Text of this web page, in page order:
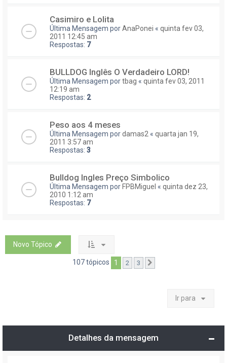
Casimiro e Lolita
Última Mensagem porAnaPonei « quinta fev 03,
2011 12:45 am
Respostas: 7
BULLDOG Inglês O Verdadeiro LORD!
Última Mensagem portbag « quinta fev 03, 2011
12:19 am
Respostas: 2
Peso aos 4 meses
Última Mensagem pordamas2 « quarta jan 19,
2011 3:57 am
Respostas: 3
Bulldog Ingles Preço Simbolico
Última Mensagem por FPBMiguel « quinta dez 23,
2010 1:12 am
Respostas: 7
Novo Tópico
107 tópicos 1 2 3
Ir para
Detalhes da mensagem